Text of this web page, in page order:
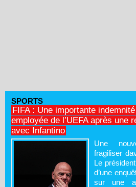
SPORTS
FIFA : Une importante
employée de l’UEFA après une
avec Infantino
Une
fragiliser
Le
d’une
sur une